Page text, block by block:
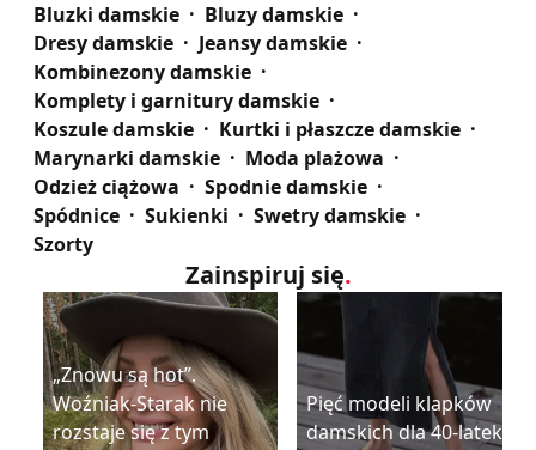
Bluzki damskie
Bluzy damskie
Dresy damskie
Jeansy damskie
Kombinezony damskie
Komplety i garnitury damskie
Koszule damskie
Kurtki i płaszcze damskie
Marynarki damskie
Moda plażowa
Odzież ciążowa
Spodnie damskie
Spódnice
Sukienki
Swetry damskie
Szorty
Zainspiruj się.
„Znowu są hot”.
Woźniak-Starak nie
rozstaje się z tym
Pięć modeli klapków
damskich dla 40-latek na